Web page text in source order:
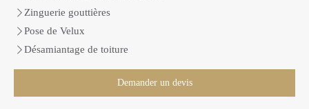
Zinguerie gouttières
Pose de Velux
Désamiantage de toiture
Demander un devis